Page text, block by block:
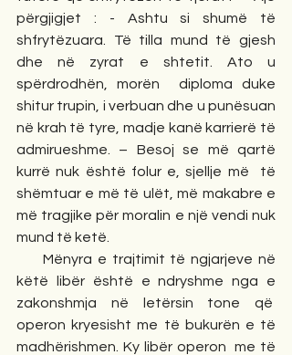
përgjigjet : - Ashtu si shumë të
shfrytëzuara. Të tilla mund të gjesh
dhe në zyrat e shtetit. Ato u
spërdrodhën, morën  diploma duke
shitur trupin, i verbuan dhe u punësuan
në krah të tyre, madje kanë karrierë të
admirueshme. – Besoj se më qartë
kurrë nuk është folur e, sjellje më  të
shëmtuar e më të ulët, më makabre e
më tragjike për moralin e një vendi nuk
mund të ketë.
Mënyra e trajtimit të ngjarjeve në
këtë libër është e ndryshme nga e
zakonshmja në letërsin tone që
operon kryesisht me të bukurën e të
madhërishmen. Ky libër operon  me të